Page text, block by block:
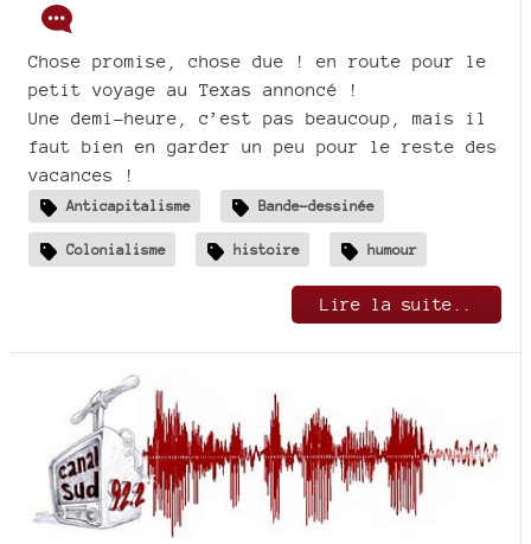
Chose promise, chose due ! en route pour le
petit voyage au Texas annoncé !
Une demi-heure, c’est pas beaucoup, mais il
faut bien en garder un peu pour le reste des
vacances !
Anticapitalisme Bande-dessinée
Colonialisme histoire humour
Lire la suite..